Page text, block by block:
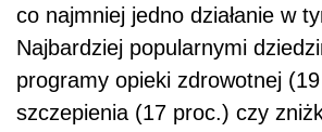
co najmniej jedno działanie w
Najbardziej popularnymi
programy opieki zdrowotnej
szczepienia (17 proc.) czy